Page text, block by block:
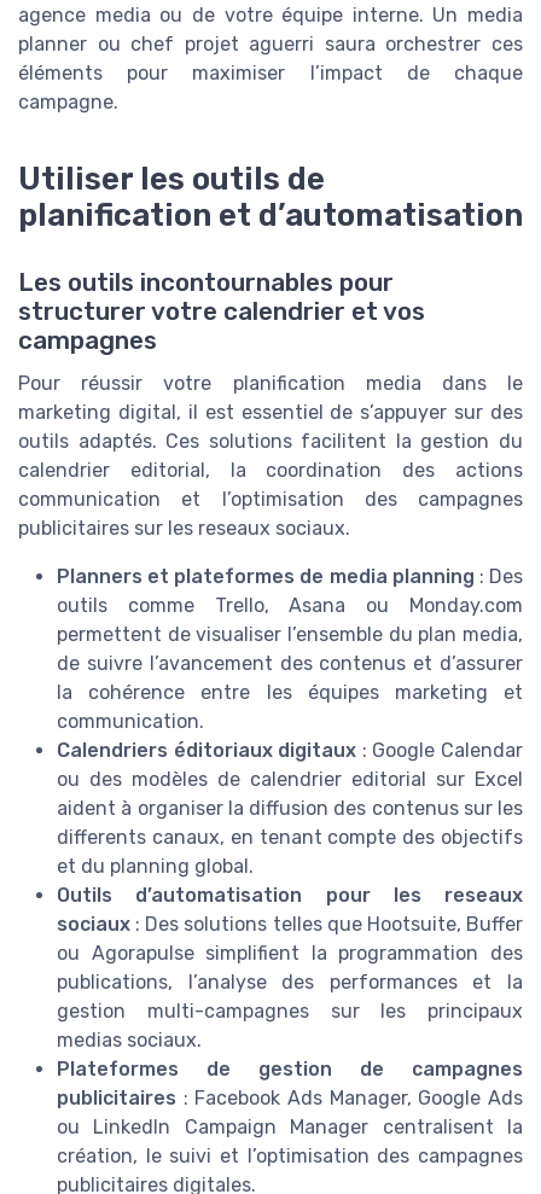
agence media ou de votre équipe interne. Un media
planner ou chef projet aguerri saura orchestrer ces
éléments pour maximiser l’impact de chaque
campagne.
Utiliser les outils de
planification et d’automatisation
Les outils incontournables pour
structurer votre calendrier et vos
campagnes
Pour réussir votre planification media dans le
marketing digital, il est essentiel de s’appuyer sur des
outils adaptés. Ces solutions facilitent la gestion du
calendrier editorial, la coordination des actions
communication et l’optimisation des campagnes
publicitaires sur les reseaux sociaux.
Planners et plateformes de media planning : Des
outils comme Trello, Asana ou Monday.com
permettent de visualiser l’ensemble du plan media,
de suivre l’avancement des contenus et d’assurer
la cohérence entre les équipes marketing et
communication.
Calendriers éditoriaux digitaux : Google Calendar
ou des modèles de calendrier editorial sur Excel
aident à organiser la diffusion des contenus sur les
differents canaux, en tenant compte des objectifs
et du planning global.
Outils d’automatisation pour les reseaux
sociaux : Des solutions telles que Hootsuite, Buffer
ou Agorapulse simplifient la programmation des
publications, l’analyse des performances et la
gestion multi-campagnes sur les principaux
medias sociaux.
Plateformes de gestion de campagnes
publicitaires : Facebook Ads Manager, Google Ads
ou LinkedIn Campaign Manager centralisent la
création, le suivi et l’optimisation des campagnes
publicitaires digitales.